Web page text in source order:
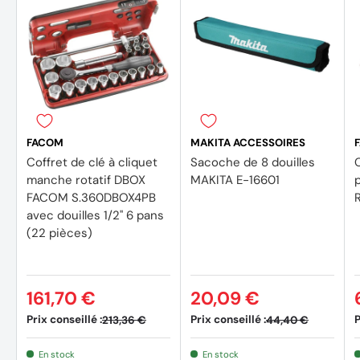
A propos de FACOM :
FACOM
Coffret de clé à cliquet
manche rotatif DBOX
FACOM S.360DBOX4PB
avec douilles 1/2'' 6 pans
(22 pièces)
Prix conseillé :213,36 €
161,70 €
En stock
MAKITA ACCESSOIRES
Sacoche de 8 douilles
MAKITA E-16601
Prix conseillé :44,40 €
20,09 €
En stock